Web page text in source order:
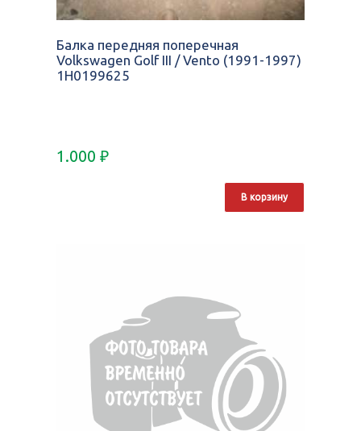
Балка передняя поперечная
Volkswagen Golf III / Vento (1991-1997)
1H0199625
1.000 ₽
В корзину